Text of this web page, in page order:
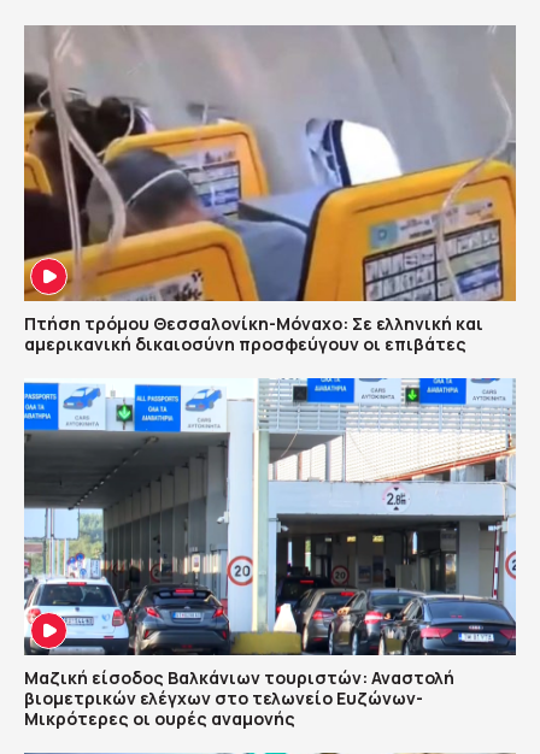
Πτήση τρόμου Θεσσαλονίκη-Μόναχο: Σε ελληνική και
αμερικανική δικαιοσύνη προσφεύγουν οι επιβάτες
Μαζική είσοδος Βαλκάνιων τουριστών: Αναστολή
βιομετρικών ελέγχων στο τελωνείο Ευζώνων-
Μικρότερες οι ουρές αναμονής